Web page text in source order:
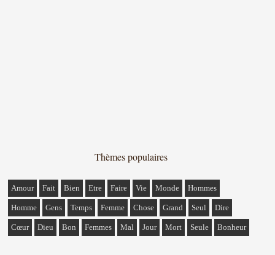
Thèmes populaires
Amour Fait Bien Etre Faire Vie Monde Hommes
Homme Gens Temps Femme Chose Grand Seul Dire
Cœur Dieu Bon Femmes Mal Jour Mort Seule Bonheur